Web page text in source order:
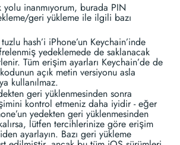
inanmıyorum, burada PIN
geri yükleme ile ilgili bazı
hash’i iPhone’un Keychain’inde
yedeklemede de saklanacak
Tüm erişim ayarları Keychain’de de
açık metin versiyonu asla
kullanılmaz.
geri yüklenmesinden sonra
kontrol etmeniz daha iyidir - eğer
yedekten geri yüklenmesinden
lütfen tercihlerinize göre erişim
ayarlayın. Bazı geri yükleme